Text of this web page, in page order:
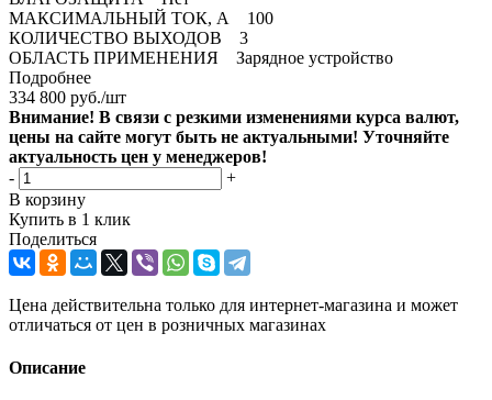
МАКСИМАЛЬНЫЙ ТОК, А 100
КОЛИЧЕСТВО ВЫХОДОВ 3
ОБЛАСТЬ ПРИМЕНЕНИЯ Зарядное устройство
Подробнее
334 800 руб./шт
Внимание! В связи с резкими изменениями курса валют,
цены на сайте могут быть не актуальными! Уточняйте
актуальность цен у менеджеров!
-
+
В корзину
Купить в 1 клик
Поделиться
Цена действительна только для интернет-магазина и может
отличаться от цен в розничных магазинах
Описание